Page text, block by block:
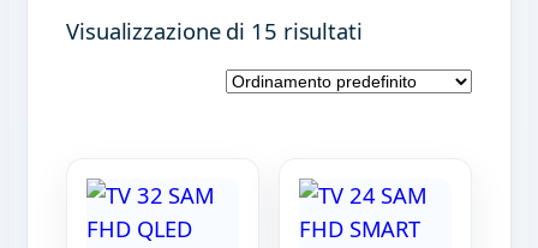
Visualizzazione di 15 risultati